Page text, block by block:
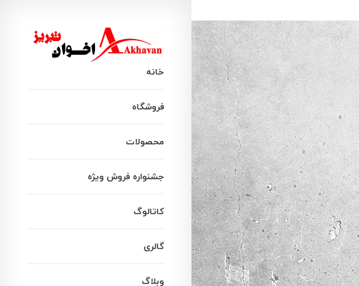
خانه
فروشگاه
محصولات
جشنواره فروش ویژه
کاتالوگ
گالری
وبلاگ